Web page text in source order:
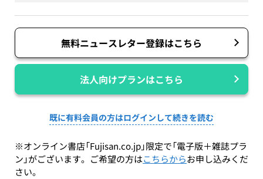
無料ニュースレター登録はこちら
法人向けプランはこちら
既に有料会員の方はログインして続きを読む
※オンライン書店「Fujisan.co.jp」限定で「電子版＋雑誌プラ
ン」がございます。ご希望の方はこちらからお申し込みくだ
さい。